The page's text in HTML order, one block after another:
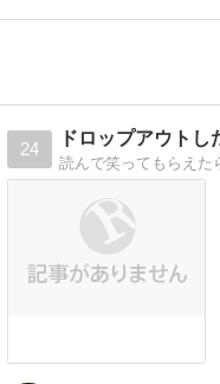
24
ドロップアウト